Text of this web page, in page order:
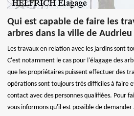
Qui est capable de faire les
arbres dans la ville de Audrieu
Les travaux en relation avec les jardins sont
C'est notamment le cas pour l'élagage des
que les propriétaires puissent effectuer des
opérations sont toujours très difficiles à faire
contact avec des personnes qualifiées. Pour
vous informons qu'il est possible de demander